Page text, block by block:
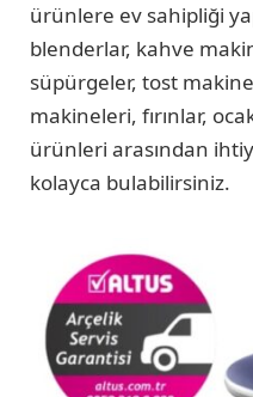
ürünlere ev sahipliği
blenderlar, kahve
süpürgeler, tost
makineleri, fırınlar,
ürünleri arasından
kolayca bulabilirsiniz.